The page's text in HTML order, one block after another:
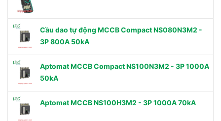
Cầu dao tự động MCCB Compact NS080N3M2 -
3P 800A 50kA
Aptomat MCCB Compact NS100N3M2 - 3P 1000A
50kA
Aptomat MCCB NS100H3M2 - 3P 1000A 70kA